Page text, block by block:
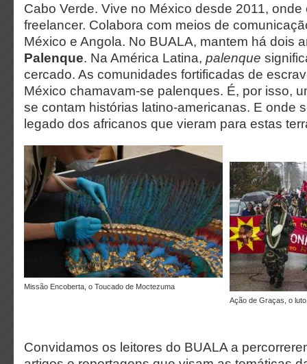
Cabo Verde. Vive no México desde 2011, onde
freelancer. Colabora com meios de
México e Angola. No BUALA, mantem há dois
Palenque. Na América Latina, palenque
cercado. As comunidades fortificadas de
México chamavam-se palenques. É, por isso,
se contam histórias latino-americanas. E onde
legado dos africanos que vieram para estas
Missão Encoberta, o Toucado de Moctezuma
Ação de Graças, o
Convidamos os leitores do BUALA a